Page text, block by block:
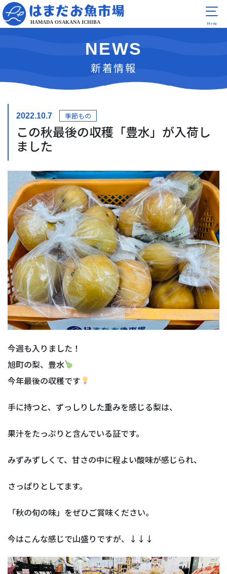
NEWS
新着情報
2022.10.7 季節もの
この秋最後の収穫「豊水」が入荷し
ました
今週も入りました！
旭町の梨、豊水
今年最後の収穫です
手に持つと、ずっしりした重みを感じる梨は、
果汁をたっぷりと含んでいる証です。
みずみずしくて、甘さの中に程よい酸味が感じられ、
さっぱりとしてます。
「秋の旬の味」をぜひご賞味ください。
今はこんな感じで山盛りですが、↓↓↓